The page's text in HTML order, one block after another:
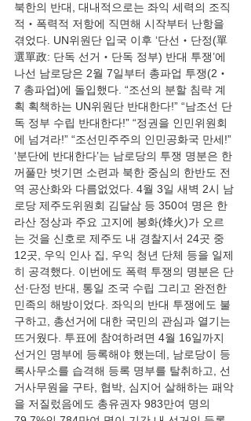
북한의 반대, 대내적으로는 좌익 세력의 조직
적‧폭력적 저항에 직면해 시작부터 난항을
겪었다. UN위원단 입국 이후 ‘단선‧단정(單
選單政: 단독 선거‧단독 정부) 반대 투쟁’에
나선 남로당은 2월 7일부터 총파업 투쟁(2‧
7 총파업)에 돌입했다. “조선의 분할 침략 계
획 획책하는 UN위원단 반대한다!” “남조선 단
독 정부 수립 반대한다!” “정권을 인민위원회
에 넘겨라!” “조선민주주의 인민공화국 만세!”
‘분단에 반대한다’는 남로당의 투쟁 명분은 한
꺼풀만 벗기면 소련과 북한 중심의 한반도 전
역 공산화와 다름없었다. 4월 3일 새벽 2시 남
로당 제주도위원회 김달삼 등 350여 명은 한
라산 정상과 주요 고지에 봉화(烽火)가 오르
는 것을 신호로 제주도 내 경찰지서 24곳 중
12곳, 우익 인사 집, 우익 청년 단체 등을 일제
히 공격했다. 이번에도 폭력 투쟁의 명분은 단
선·단정 반대, 통일 조국 수립 그리고 완전한
민족의 해방이었다. 좌익의 반대 투쟁에도 불
구하고, 총선거에 대한 국민의 관심과 열기는
뜨거웠다. 투표에 참여하려면 4월 16일까지
선거인 명부에 등록해야 했는데, 남로당이 등
록사무소를 습격해 등록 명부를 탈취하고, 선
거사무원을 구타, 협박, 심지어 살해하는 패악
을 저질렀음에도 총유권자 983만여 명의